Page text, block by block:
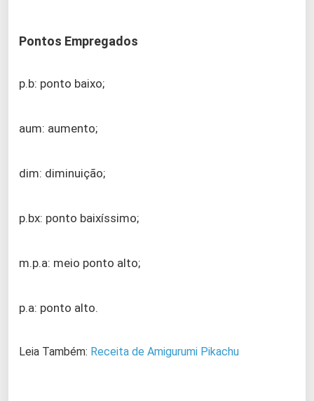
Pontos Empregados
p.b: ponto baixo;
aum: aumento;
dim: diminuição;
p.bx: ponto baixíssimo;
m.p.a: meio ponto alto;
p.a: ponto alto.
Leia Também: Receita de Amigurumi Pikachu